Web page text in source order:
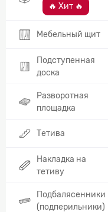
🔥 Хит 🔥
Мебельный щит
Подступенная
доска
Разворотная
площадка
Тетива
Накладка на
тетиву
Подбалясенники
(подперильники)